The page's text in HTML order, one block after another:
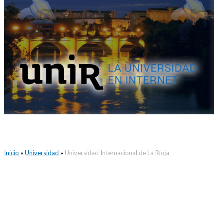
Inicio » Universidad » Universidad Internacional de La Rioja